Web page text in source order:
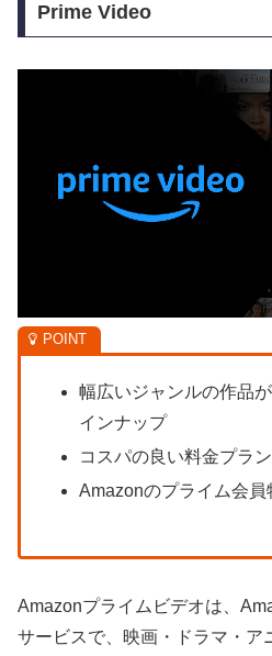
Prime Video
幅広いジャンルの作品
インナップ
コスパの良い料金プラン
Amazonのプライム会員
Amazonプライムビデオは、
サービスで、映画・ドラマ・ア